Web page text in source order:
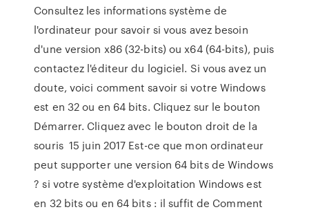
Consultez les informations système de
l'ordinateur pour savoir si vous avez besoin
d'une version x86 (32-bits) ou x64 (64-bits), puis
contactez l'éditeur du logiciel. Si vous avez un
doute, voici comment savoir si votre Windows
est en 32 ou en 64 bits. Cliquez sur le bouton
Démarrer. Cliquez avec le bouton droit de la
souris 15 juin 2017 Est-ce que mon ordinateur
peut supporter une version 64 bits de Windows
? si votre système d'exploitation Windows est
en 32 bits ou en 64 bits : il suffit de Comment